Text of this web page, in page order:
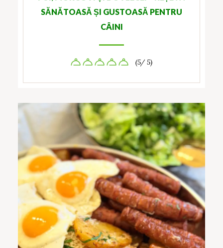
SĂNĂTOASĂ ȘI GUSTOASĂ PENTRU
CÂINI
(5/ 5)